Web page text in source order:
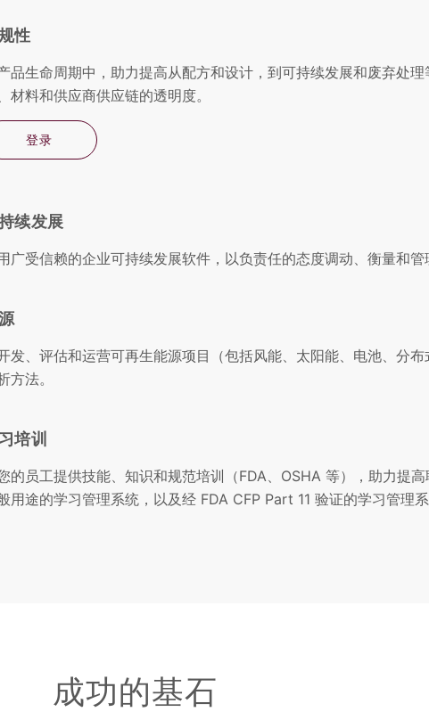
性
品生命周期中，助力提高从配方和设计，到可持续发展和废弃处
材料和供应商供应链的透明度。
登录
续发展
广受信赖的企业可持续发展软件，以负责任的态度调动、衡量和管
发、评估和运营可再生能源项目（包括风能、太阳能、电池、分
方法。
培训
的员工提供技能、知识和规范培训（FDA、OSHA 等），助力提
用途的学习管理系统，以及经 FDA CFP Part 11 验证的学习管理系
成功的基石